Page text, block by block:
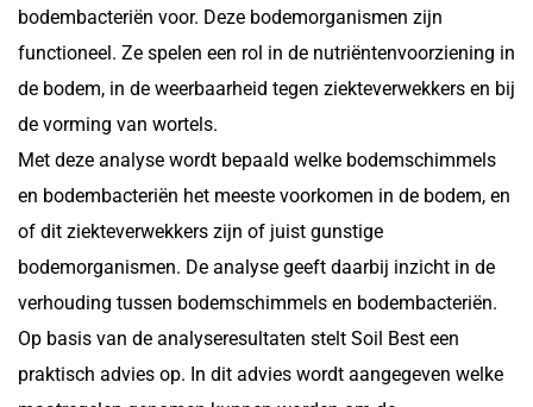
bodembacteriën voor. Deze bodemorganismen zijn
functioneel. Ze spelen een rol in de nutriëntenvoorziening in
de bodem, in de weerbaarheid tegen ziekteverwekkers en bij
de vorming van wortels.
Met deze analyse wordt bepaald welke bodemschimmels
en bodembacteriën het meeste voorkomen in de bodem, en
of dit ziekteverwekkers zijn of juist gunstige
bodemorganismen. De analyse geeft daarbij inzicht in de
verhouding tussen bodemschimmels en bodembacteriën.
Op basis van de analyseresultaten stelt Soil Best een
praktisch advies op. In dit advies wordt aangegeven welke